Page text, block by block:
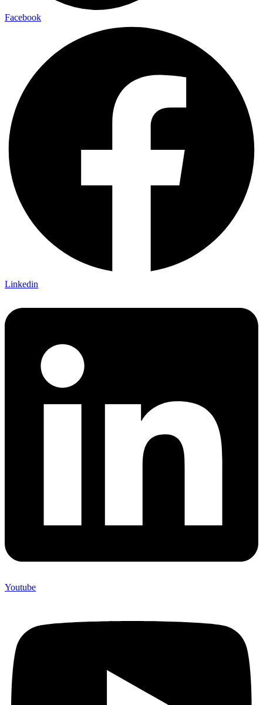
Facebook
Linkedin
Youtube